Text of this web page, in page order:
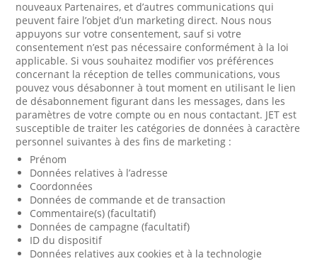
nouveaux Partenaires, et d’autres communications qui
peuvent faire l’objet d’un marketing direct. Nous nous
appuyons sur votre consentement, sauf si votre
consentement n’est pas nécessaire conformément à la loi
applicable. Si vous souhaitez modifier vos préférences
concernant la réception de telles communications, vous
pouvez vous désabonner à tout moment en utilisant le lien
de désabonnement figurant dans les messages, dans les
paramètres de votre compte ou en nous contactant. JET est
susceptible de traiter les catégories de données à caractère
personnel suivantes à des fins de marketing :
Prénom
Données relatives à l’adresse
Coordonnées
Données de commande et de transaction
Commentaire(s) (facultatif)
Données de campagne (facultatif)
ID du dispositif
Données relatives aux cookies et à la technologie